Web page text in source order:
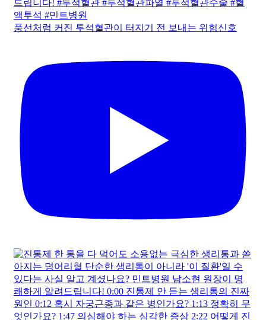
풍선처럼 커진 투석혈관이 터지기 전 보내는 위험신호